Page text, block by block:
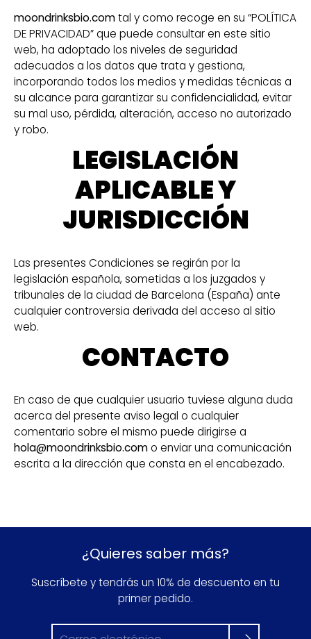
moondrinksbio.comtal y como recoge en su “POLÍTICA
DE PRIVACIDAD” que puede consultar en este sitio
web, ha adoptado los niveles de seguridad
adecuados a los datos que trata y gestiona,
incorporando todos los medios y medidas técnicas a
su alcance para garantizar su confidencialidad, evitar
su mal uso, pérdida, alteración, acceso no autorizado
y robo.
LEGISLACIÓN
APLICABLE Y
JURISDICCIÓN
Las presentes Condiciones se regirán por la
legislación española, sometidas a los juzgados y
tribunales de la ciudad de Barcelona (España) ante
cualquier controversia derivada del acceso al sitio
web.
CONTACTO
En caso de que cualquier usuario tuviese alguna duda
acerca del presente aviso legal o cualquier
comentario sobre el mismo puede dirigirse a
hola@moondrinksbio.como enviar una comunicación
escrita a la dirección que consta en el encabezado.
¿Quieres saber más?
Suscríbete y tendrás un 10% de descuento en tu
primer pedido.